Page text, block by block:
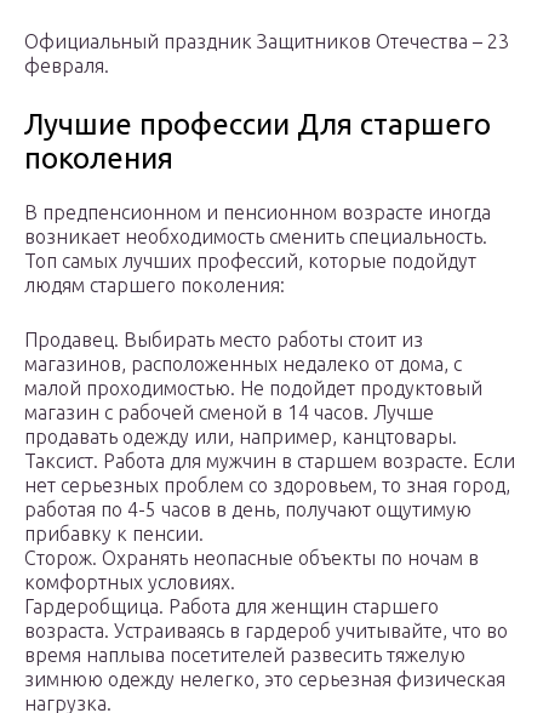
Официальный праздник Защитников Отечества – 23
февраля.
Лучшие профессии Для старшего
поколения
В предпенсионном и пенсионном возрасте иногда
возникает необходимость сменить специальность.
Топ самых лучших профессий, которые подойдут
людям старшего поколения:
Продавец. Выбирать место работы стоит из
магазинов, расположенных недалеко от дома, с
малой проходимостью. Не подойдет продуктовый
магазин с рабочей сменой в 14 часов. Лучше
продавать одежду или, например, канцтовары.
Таксист. Работа для мужчин в старшем возрасте. Если
нет серьезных проблем со здоровьем, то зная город,
работая по 4-5 часов в день, получают ощутимую
прибавку к пенсии.
Сторож. Охранять неопасные объекты по ночам в
комфортных условиях.
Гардеробщица. Работа для женщин старшего
возраста. Устраиваясь в гардероб учитывайте, что во
время наплыва посетителей развесить тяжелую
зимнюю одежду нелегко, это серьезная физическая
нагрузка.